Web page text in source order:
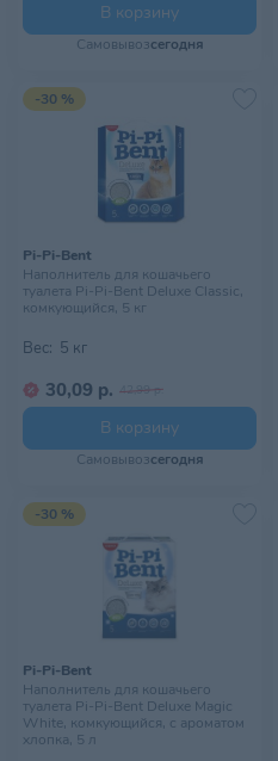
В корзину
Самовывозсегодня
-30 %
Pi-Pi-Bent
Наполнитель для кошачьего
туалета Pi-Pi-Bent Deluxe Classic,
комкующийся, 5 кг
Вес: 5 кг
30,09 р. 42,99 р.
В корзину
Самовывозсегодня
-30 %
Pi-Pi-Bent
Наполнитель для кошачьего
туалета Pi-Pi-Bent Deluxe Magic
White, комкующийся, с ароматом
хлопка, 5 л